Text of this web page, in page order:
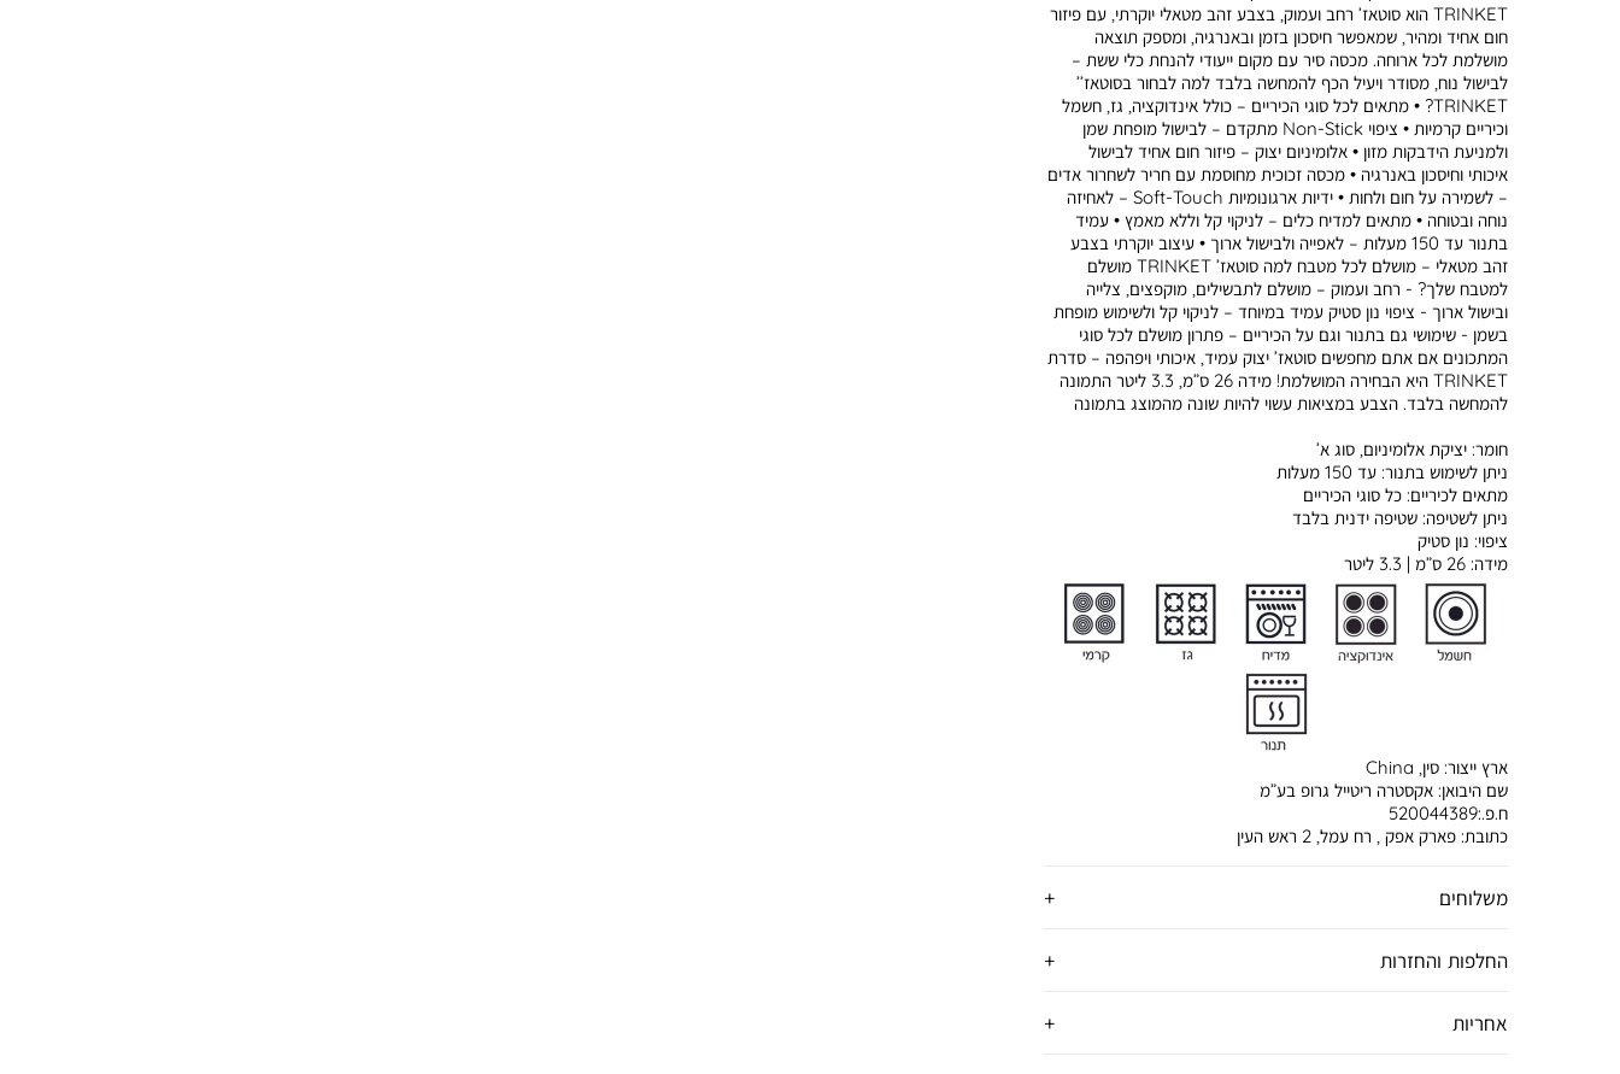
TRINKET הוא סוטאז’ רחב ועמוק, בצבע זהב מטאלי יוקרתי, עם פיזור
חום אחיד ומהיר, שמאפשר חיסכון בזמן ובאנרגיה, ומספק תוצאה
מושלמת לכל ארוחה. מכסה סיר עם מקום ייעודי להנחת כלי ששת –
לבישול נוח, מסודר ויעיל הכף להמחשה בלבד למה לבחור בסוטאז’’
TRINKET? • מתאים לכל סוגי הכיריים – כולל אינדוקציה, גז, חשמל
וכיריים קרמיות • ציפוי Non-Stick מתקדם – לבישול מופחת שמן
ולמניעת הידבקות מזון • אלומיניום יצוק – פיזור חום אחיד לבישול
איכותי וחיסכון באנרגיה • מכסה זכוכית מחוסמת עם חריר לשחרור אדים
– לשמירה על חום ולחות • ידיות ארגונומיות Soft-Touch – לאחיזה
נוחה ובטוחה • מתאים למדיח כלים – לניקוי קל וללא מאמץ • עמיד
בתנור עד 150 מעלות – לאפייה ולבישול ארוך • עיצוב יוקרתי בצבע
זהב מטאלי – מושלם לכל מטבח למה סוטאז’ TRINKET מושלם
למטבח שלך? - רחב ועמוק – מושלם לתבשילים, מוקפצים, צלייה
ובישול ארוך - ציפוי נון סטיק עמיד במיוחד – לניקוי קל ולשימוש מופחת
בשמן - שימושי גם בתנור וגם על הכיריים – פתרון מושלם לכל סוגי
המתכונים אם אתם מחפשים סוטאז’ יצוק עמיד, איכותי ויפהפה – סדרת
TRINKET היא הבחירה המושלמת! מידה 26 ס”מ, 3.3 ליטר התמונה
להמחשה בלבד. הצבע במציאות עשוי להיות שונה מהמוצג בתמונה
חומר:יציקת אלומיניום, סוג א’
ניתן לשימוש בתנור:עד 150 מעלות
מתאים לכיריים:כל סוגי הכיריים
ניתן לשטיפה:שטיפה ידנית בלבד
ציפוי: נון סטיק
מידה:26 ס”מ | 3.3 ליטר
ארץ ייצור:סין, China
שם היבואן:אקסטרה ריטייל גרופ בע”מ
ח.פ.:520044389
כתובת:פארק אפק , רח עמל, 2 ראש העין
משלוחים
החלפות והחזרות
אחריות